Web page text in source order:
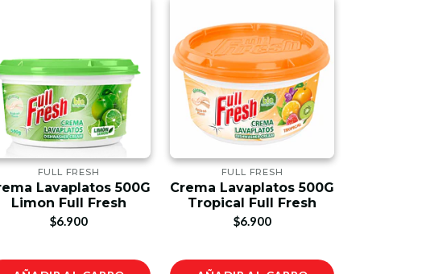
FULL FRESH
Lavaplatos 500G
Limon Full Fresh
$6.900
FULL FRESH
Crema Lavaplatos 500G
Tropical Full Fresh
$6.900